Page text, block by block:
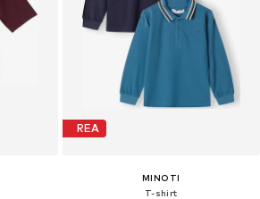
REA
MINOTI
T-shirt